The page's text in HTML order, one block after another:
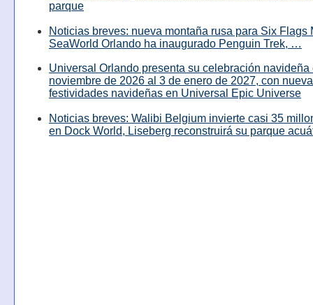
parque
Noticias breves: nueva montaña rusa para Six Flags
SeaWorld Orlando ha inaugurado Penguin Trek, …
Universal Orlando presenta su celebración navideña
noviembre de 2026 al 3 de enero de 2027, con
festividades navideñas en Universal Epic Universe
Noticias breves: Walibi Belgium invierte casi 35
en Dock World, Liseberg reconstruirá su parque